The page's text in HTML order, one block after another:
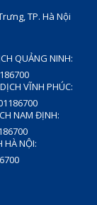
TP. Hà Nội
QUẢNG NINH:
VĨNH PHÚC:
NAM ĐỊNH:
HÀ NỘI: